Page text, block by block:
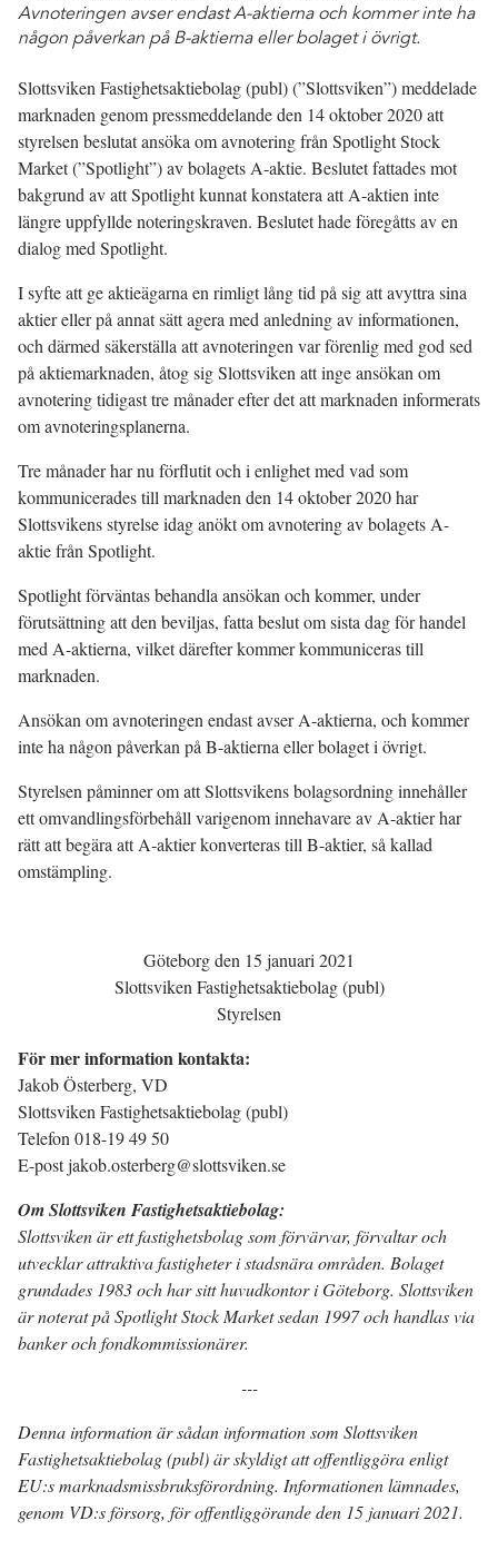
Avnoteringen avser endast A‑aktierna och kommer inte ha
någon påverkan på B-aktierna eller bolaget i övrigt.
Slottsviken Fastighetsaktiebolag (publ) (”Slottsviken”) meddelade
marknaden genom pressmeddelande den 14 oktober 2020 att
styrelsen beslutat ansöka om avnotering från Spotlight Stock
Market (”Spotlight”) av bolagets A‑aktie. Beslutet fattades mot
bakgrund av att Spotlight kunnat konstatera att A‑aktien inte
längre uppfyllde noteringskraven. Beslutet hade föregåtts av en
dialog med Spotlight.
I syfte att ge aktieägarna en rimligt lång tid på sig att avyttra sina
aktier eller på annat sätt agera med anledning av informationen,
och därmed säkerställa att avnoteringen var förenlig med god sed
på aktiemarknaden, åtog sig Slottsviken att inge ansökan om
avnotering tidigast tre månader efter det att marknaden informerats
om avnoteringsplanerna.
Tre månader har nu förflutit och i enlighet med vad som
kommunicerades till marknaden den 14 oktober 2020 har
Slottsvikens styrelse idag anökt om avnotering av bolagets A-
aktie från Spotlight.
Spotlight förväntas behandla ansökan och kommer, under
förutsättning att den beviljas, fatta beslut om sista dag för handel
med A-aktierna, vilket därefter kommer kommuniceras till
marknaden.
Ansökan om avnoteringen endast avser A-aktierna, och kommer
inte ha någon påverkan på B-aktierna eller bolaget i övrigt.
Styrelsen påminner om att Slottsvikens bolagsordning innehåller
ett omvandlingsförbehåll varigenom innehavare av A-aktier har
rätt att begära att A‑aktier konverteras till B-aktier, så kallad
omstämpling.
Göteborg den 15 januari 2021
Slottsviken Fastighetsaktiebolag (publ)
Styrelsen
För mer information kontakta:
Jakob Österberg, VD
Slottsviken Fastighetsaktiebolag (publ)
Telefon 018-19 49 50
E-post jakob.osterberg@slottsviken.se
Om Slottsviken Fastighetsaktiebolag:
Slottsviken är ett fastighetsbolag som förvärvar, förvaltar och
utvecklar attraktiva fastigheter i stadsnära områden. Bolaget
grundades 1983 och har sitt huvudkontor i Göteborg. Slottsviken
är noterat på Spotlight Stock Market sedan 1997 och handlas via
banker och fondkommissionärer.
---
Denna information är sådan information som Slottsviken
Fastighetsaktiebolag (publ) är skyldigt att offentliggöra enligt
EU:s marknadsmissbruksförordning. Informationen lämnades,
genom VD:s försorg, för offentliggörande den 15 januari 2021.